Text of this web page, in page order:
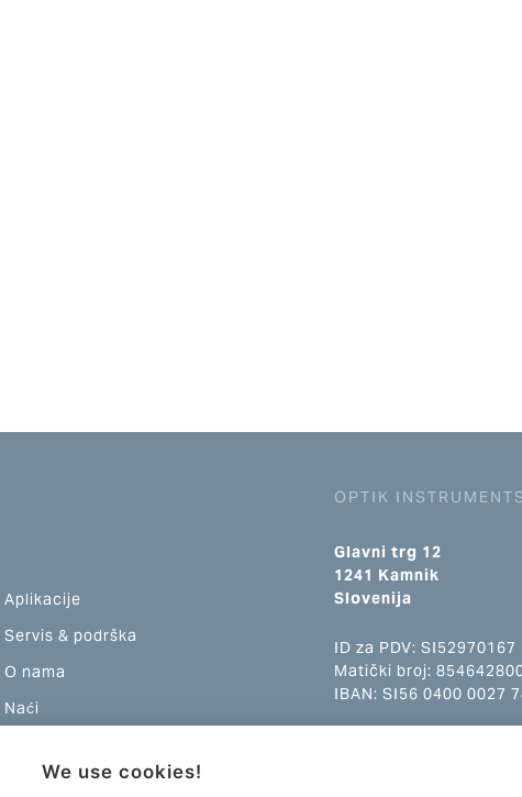
Aplikacije
Servis & podrška
O nama
Naći
OPTIK
Glavni trg 12
1241 Kamnik
Slovenija
ID za PDV: SI52970167
Matički broj:
IBAN: SI56 0400 0027
We use cookies!